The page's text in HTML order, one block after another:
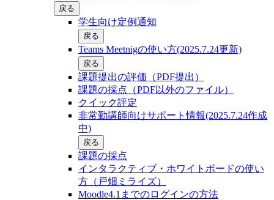
戻る
学生向け定例通知
戻る
Teams Meetnigの使い方(2025.7.24更新)
戻る
課題提出の評価（PDF提出）
課題の採点（PDF以外のファイル）
クイック評定
非常勤講師向けサポート情報(2025.7.24作成
中)
戻る
課題の採点
インタラクティブ・ホワイトボードの使い
方（戸畑ミライズ）
Moodle4.1までのログインの方法